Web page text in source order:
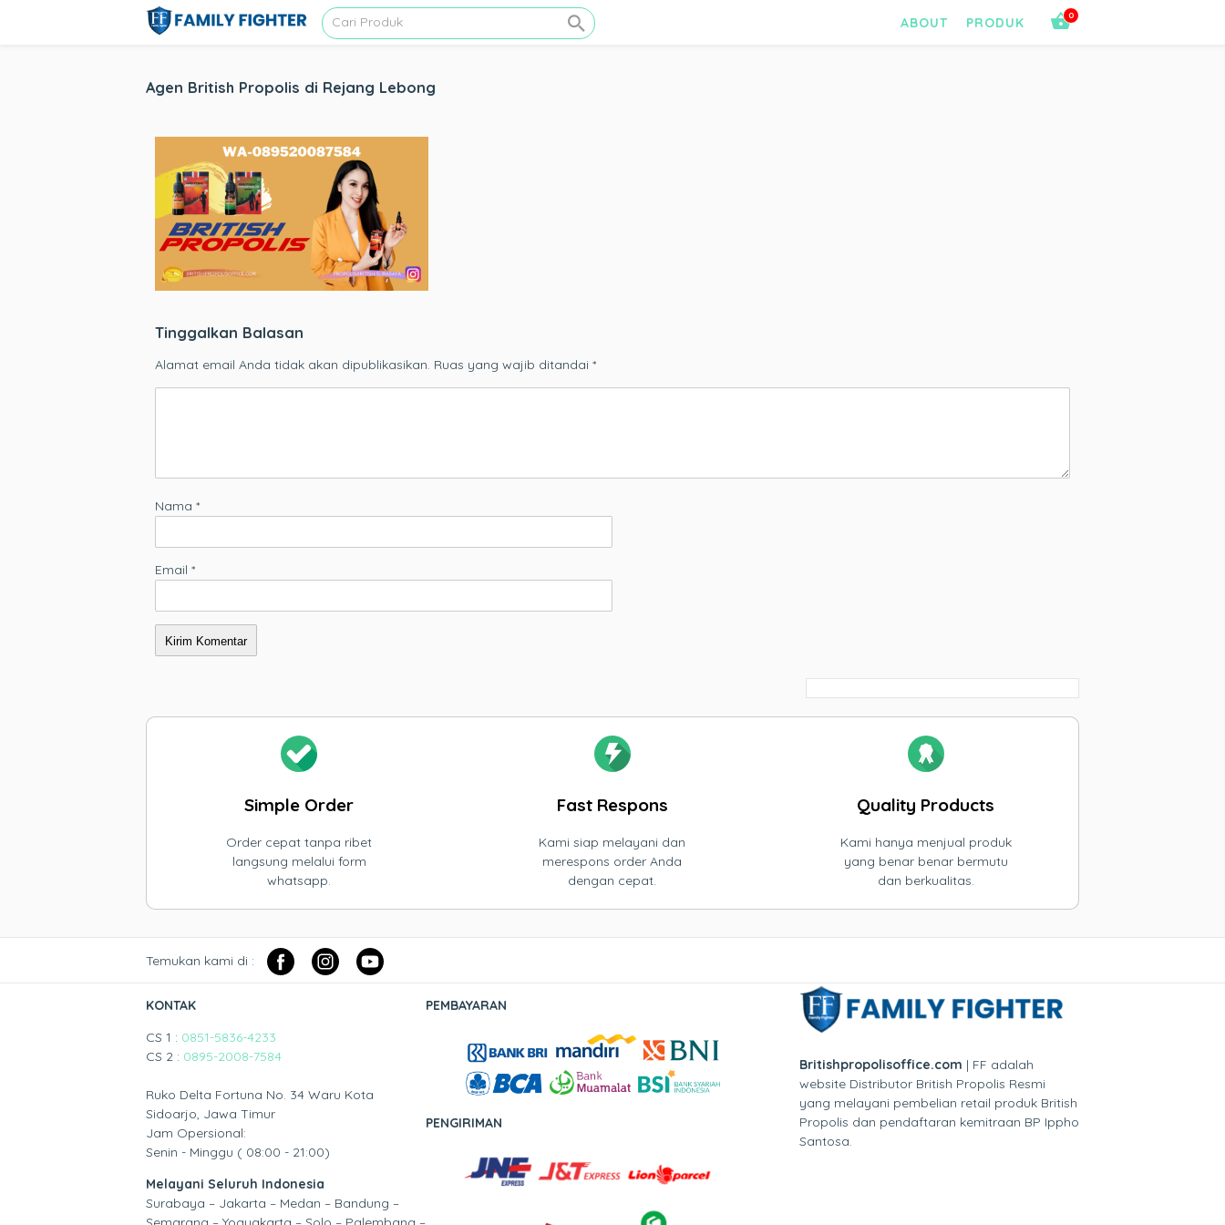
0
ABOUT PRODUK
Agen British Propolis di Rejang Lebong
Tinggalkan Balasan
Alamat email Anda tidak akan dipublikasikan. Ruas yang wajib ditandai *
Nama *
Email *
Simple Order
Order cepat tanpa ribet
langsung melalui form
whatsapp.
Fast Respons
Kami siap melayani dan
merespons order Anda
dengan cepat.
Quality Products
Kami hanya menjual produk
yang benar benar bermutu
dan berkualitas.
Temukan kami di :
KONTAK
CS 1 : 0851-5836-4233
CS 2 : 0895-2008-7584
Ruko Delta Fortuna No. 34 Waru Kota
Sidoarjo, Jawa Timur
Jam Opersional:
Senin - Minggu ( 08:00 - 21:00)
Melayani Seluruh Indonesia
Surabaya – Jakarta – Medan – Bandung –
PEMBAYARAN
PENGIRIMAN
Britishpropolisoffice.com | FF adalah
website Distributor British Propolis Resmi
yang melayani pembelian retail produk British
Propolis dan pendaftaran kemitraan BP Ippho
Santosa.